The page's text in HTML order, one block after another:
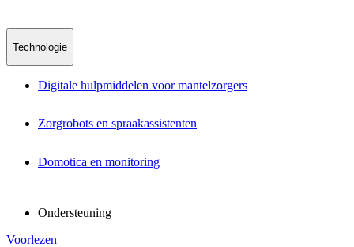
Technologie
Digitale hulpmiddelen voor mantelzorgers
Zorgrobots en spraakassistenten
Domotica en monitoring
Ondersteuning
Voorlezen